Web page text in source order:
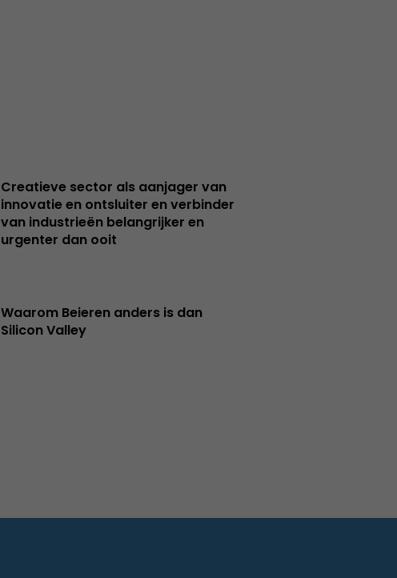
Creatieve sector als aanjager van
innovatie en ontsluiter en verbinder
van industrieën belangrijker en
urgenter dan ooit
Waarom Beieren anders is dan
Silicon Valley